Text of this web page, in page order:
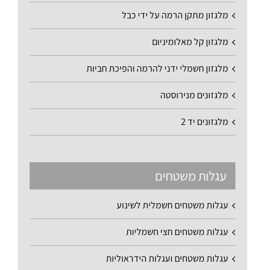
מלגזון מתקן הרמה על ידי כבל
מלגזון קל מאלומיניום
מלגזון חשמלי ידני להרמה והפיכת חביות
מלגזונים מנירוסטה
מלגזונים יד 2
עגלות משטחים
עגלות משטחים חשמלית לשינוע
עגלות משטחים חצי חשמליות
עגלות משטחים ועגלות הידראוליות